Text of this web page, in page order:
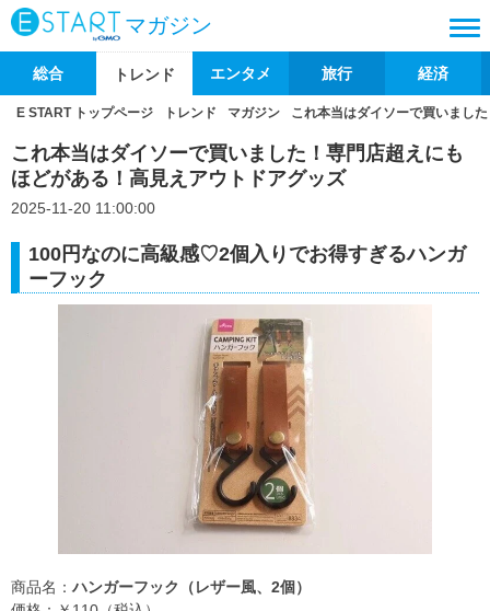
マガジン
総合 トレンド エンタメ 旅行 経済
E START トップページ トレンド マガジン これ本当はダイソーで買いまし
これ本当はダイソーで買いました！専門店超えにも
ほどがある！高見えアウトドアグッズ
2025-11-20 11:00:00
100円なのに高級感♡2個入りでお得すぎるハンガ
ーフック
商品名： ハンガーフック（レザー風、2個）